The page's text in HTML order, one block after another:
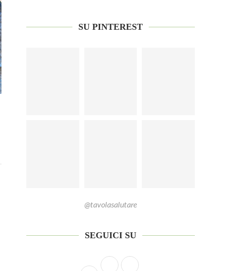
SU PINTEREST
@tavolasalutare
SEGUICI SU